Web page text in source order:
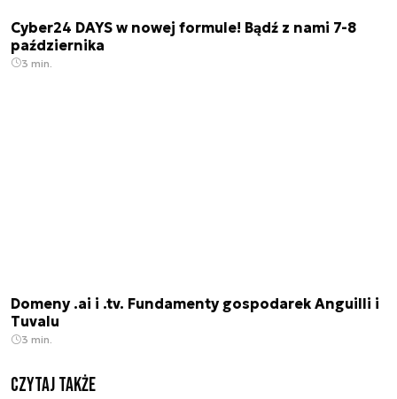
Cyber24 DAYS w nowej formule! Bądź z nami 7-8
października
3 min.
Domeny .ai i .tv. Fundamenty gospodarek Anguilli i
Tuvalu
3 min.
Czytaj także